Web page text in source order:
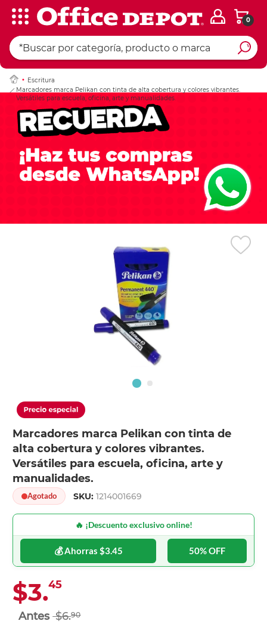
0
Escritura
Marcadores marca Pelikan con tinta de alta cobertura y colores vibrantes.
Versátiles para escuela, oficina, arte y manualidades.
Marcadores marca Pelikan con tinta de
alta cobertura y colores vibrantes.
Versátiles para escuela, oficina, arte y
manualidades.
Agotado SKU:1214001669
🔥 ¡Descuento exclusivo online!
💰 Ahorras $3.45 50% OFF
$3.45
$6.90
Ingresar Codigo